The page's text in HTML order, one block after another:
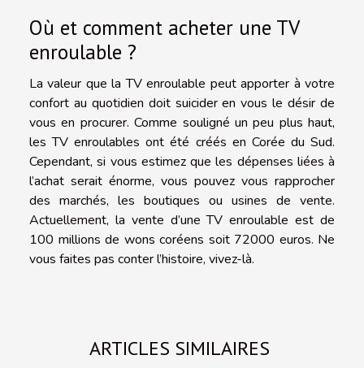
Où et comment acheter une TV
enroulable ?
La valeur que la TV enroulable peut apporter à votre
confort au quotidien doit suicider en vous le désir de
vous en procurer. Comme souligné un peu plus haut,
les TV enroulables ont été créés en Corée du Sud.
Cependant, si vous estimez que les dépenses liées à
l’achat serait énorme, vous pouvez vous rapprocher
des marchés, les boutiques ou usines de vente.
Actuellement, la vente d’une TV enroulable est de
100 millions de wons coréens soit 72000 euros. Ne
vous faites pas conter l’histoire, vivez-là.
ARTICLES SIMILAIRES